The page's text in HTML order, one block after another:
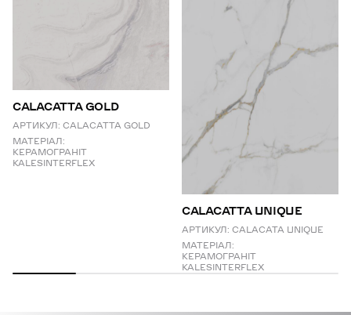
CALACATTA GOLD
АРТИКУЛ: CALACATTA GOLD
МАТЕРІАЛ:
КЕРАМОГРАНІТ
KALESINTERFLEX
СALACATTA UNIQUE
АРТИКУЛ: CALACATA UNIQUE
МАТЕРІАЛ:
КЕРАМОГРАНІТ
KALESINTERFLEX